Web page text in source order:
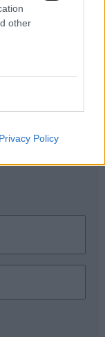
other
Privacy Policy